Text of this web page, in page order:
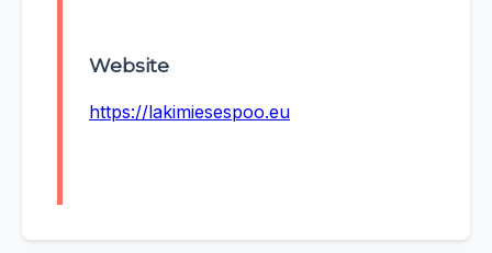
Website
https://lakimiesespoo.eu